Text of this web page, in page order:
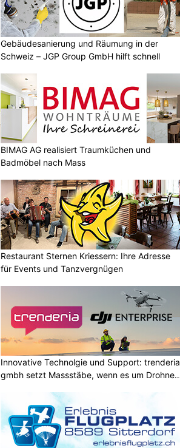
Gebäudesanierung und Räumung in der
Schweiz – JGP Group GmbH hilft schnell
BIMAG AG realisiert Traumküchen und
Badmöbel nach Mass
Restaurant Sternen Kriessern: Ihre Adresse
für Events und Tanzvergnügen
Innovative Technolgie und Support: trenderia
gmbh setzt Massstäbe, wenn es um Drohnen